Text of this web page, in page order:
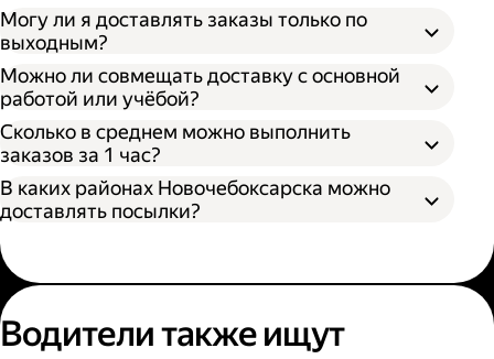
Могу ли я доставлять заказы только по
выходным?
Можно ли совмещать доставку с основной
работой или учёбой?
Сколько в среднем можно выполнить
заказов за 1 час?
В каких районах Новочебоксарска можно
доставлять посылки?
Водители также ищут